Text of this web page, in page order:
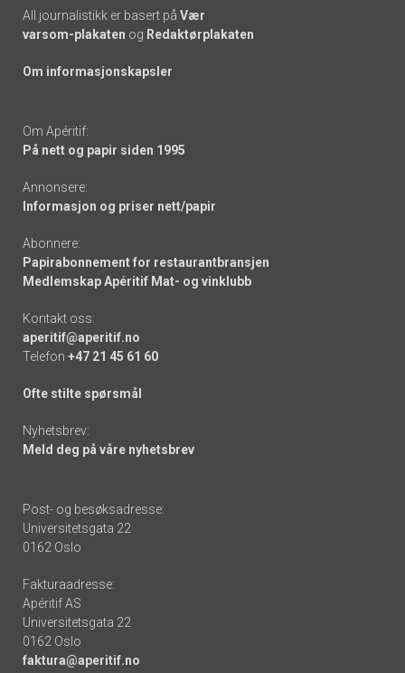
All journalistikk er basert på Vær
varsom-plakaten og Redaktørplakaten
Om informasjonskapsler
Om Apéritif:
På nett og papir siden 1995
Annonsere:
Informasjon og priser nett/papir
Abonnere:
Papirabonnement for restaurantbransjen
Medlemskap Apéritif Mat- og vinklubb
Kontakt oss:
aperitif@aperitif.no
Telefon +47 21 45 61 60
Ofte stilte spørsmål
Nyhetsbrev:
Meld deg på våre nyhetsbrev
Post- og besøksadresse:
Universitetsgata 22
0162 Oslo
Fakturaadresse:
Apéritif AS
Universitetsgata 22
0162 Oslo
faktura@aperitif.no